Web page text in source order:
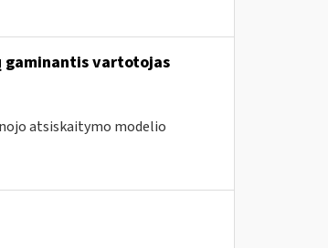
gaminantis vartotojas
atsiskaitymo modelio